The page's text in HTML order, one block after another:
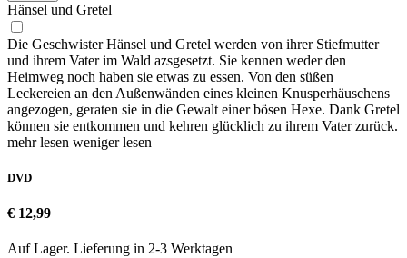
Hänsel und Gretel
Die Geschwister Hänsel und Gretel werden von ihrer Stiefmutter
und ihrem Vater im Wald azsgesetzt. Sie kennen weder den
Heimweg noch haben sie etwas zu essen. Von den süßen
Leckereien an den Außenwänden eines kleinen Knusperhäuschens
angezogen, geraten sie in die Gewalt einer bösen Hexe. Dank Gretel
können sie entkommen und kehren glücklich zu ihrem Vater zurück.
mehr lesen weniger lesen
DVD
€ 12,99
Auf Lager. Lieferung in 2-3 Werktagen